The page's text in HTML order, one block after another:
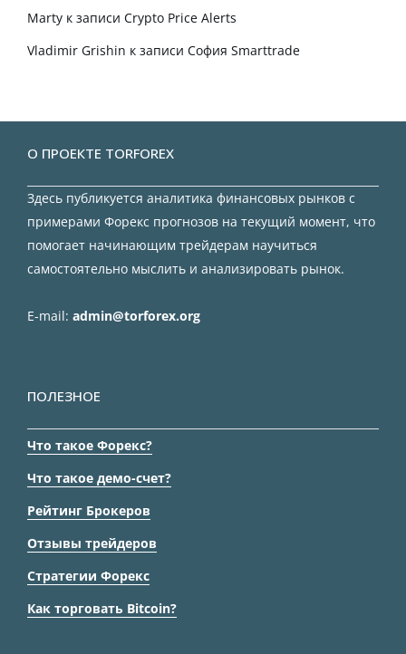
Marty к записи Crypto Price Alerts
Vladimir Grishin к записи София Smarttrade
О ПРОЕКТЕ TORFOREX
Здесь публикуется аналитика финансовых рынков с
примерами Форекс прогнозов на текущий момент, что
помогает начинающим трейдерам научиться
самостоятельно мыслить и анализировать рынок.
E-mail: admin@torforex.org
ПОЛЕЗНОЕ
Что такое Форекс?
Что такое демо-счет?
Рейтинг Брокеров
Отзывы трейдеров
Стратегии Форекс
Как торговать Bitcoin?